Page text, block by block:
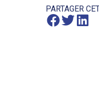
PARTAGER